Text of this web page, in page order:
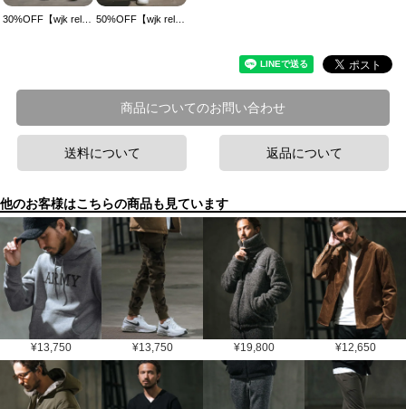
商品についてのお問い合わせ
送料について 返品について
他のお客様はこちらの商品も見ています
¥13,750 ¥13,750 ¥19,800 ¥12,650